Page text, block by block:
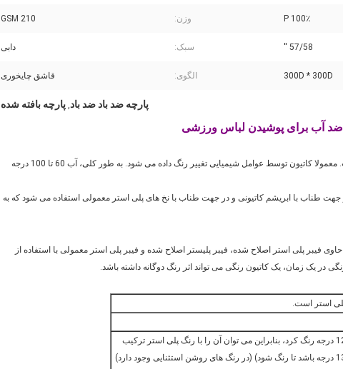
100٪ P وزن: 210 GSM
57/58 '' سبک: دابی
300D * 300D الگوی: قاشق چایخوری
پارچه ضد باد ضد باد, پارچه بافته شده
این پارچه 100٪ P 300D اسفنجی دو تون پارچه در فضای باز است. معمولا کاتیون توسط عوامل شیمیایی تغییر رنگ داده می شود. به طور کلی، آب 60 تا 100 درجه
جهت طناب با ابریشم کاتیونی و در جهت طناب با نخ های پلی استر معمولی استفاده می شود که به
فیبر پلی استر اصلاح شده، فیبر پلیستر اصلاح شده و فیبر پلی استر معمولی با استفاده از
در یک زمان، یک کاتیون رنگی می تواند اثر رنگ دوگانه داشته باشد.
3. رنگ پایه یا کاتیون را می توان در 120 تا 125 درجه رنگ کرد، بنابراین می توان آن را با رنگ پلی استر ترکیب
کرد (پلی استر باید یک رنگ پراکنده 130 تا 135 درجه باشد تا رنگ شود) (در رنگ های روشن استثنایی وجود دارد)